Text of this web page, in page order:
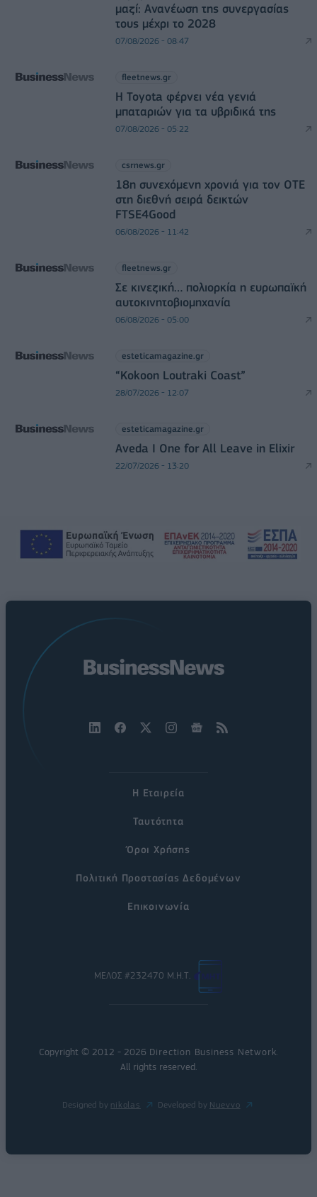
μαζί: Ανανέωση της συνεργασίας
τους μέχρι το 2028
07/08/2026 - 08:47
fleetnews.gr
Η Toyota φέρνει νέα γενιά
μπαταριών για τα υβριδικά της
07/08/2026 - 05:22
csrnews.gr
18η συνεχόμενη χρονιά για τον ΟΤΕ
στη διεθνή σειρά δεικτών
FTSE4Good
06/08/2026 - 11:42
fleetnews.gr
Σε κινεζική… πολιορκία η ευρωπαϊκή
αυτοκινητοβιομηχανία
06/08/2026 - 05:00
esteticamagazine.gr
“Kokoon Loutraki Coast”
28/07/2026 - 12:07
esteticamagazine.gr
Aveda I One for All Leave in Elixir
22/07/2026 - 13:20
Η Εταιρεία
Ταυτότητα
Όροι Χρήσης
Πολιτική Προστασίας Δεδομένων
Επικοινωνία
ΜΕΛΟΣ #232470 Μ.Η.Τ.
Copyright © 2012 - 2026 Direction Business Network
All rights reserved.
Designed by nikolas Developed by Nuevvo